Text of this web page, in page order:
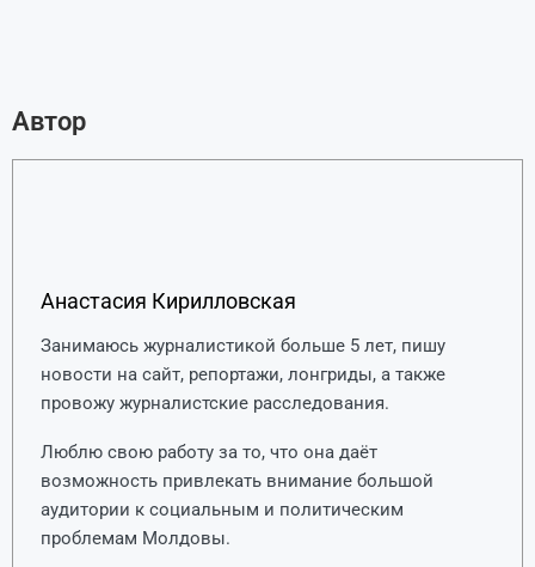
Автор
Анастасия Кирилловская
Занимаюсь журналистикой больше 5 лет, пишу
новости на сайт, репортажи, лонгриды, а также
провожу журналистские расследования.
Люблю свою работу за то, что она даёт
возможность привлекать внимание большой
аудитории к социальным и политическим
проблемам Молдовы.